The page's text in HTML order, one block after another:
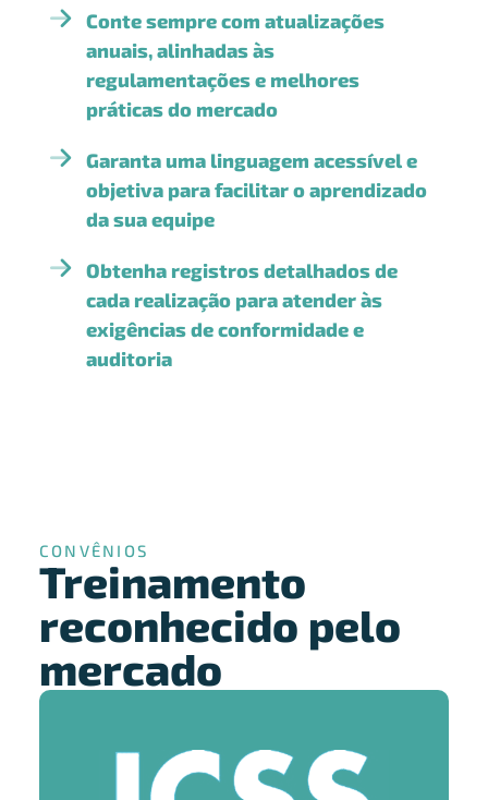
Conte sempre com atualizações
anuais, alinhadas às
regulamentações e melhores
práticas do mercado
Garanta uma linguagem acessível e
objetiva para facilitar o aprendizado
da sua equipe
Obtenha registros detalhados de
cada realização para atender às
exigências de conformidade e
auditoria
CONVÊNIOS
Treinamento
reconhecido pelo
mercado